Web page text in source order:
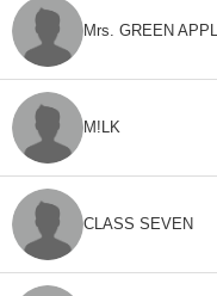
Mrs. GREEN
M!LK
CLASS SEVEN